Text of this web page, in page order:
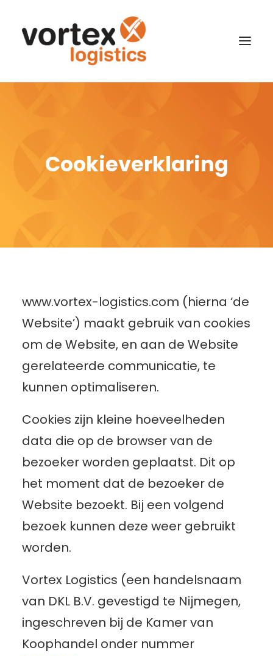
Cargo Office
Cookieverklaring
www.vortex-logistics.com (hierna ‘de
Website’) maakt gebruik van cookies
om de Website, en aan de Website
gerelateerde communicatie, te
kunnen optimaliseren.
Cookies zijn kleine hoeveelheden
data die op de browser van de
bezoeker worden geplaatst. Dit op
het moment dat de bezoeker de
Website bezoekt. Bij een volgend
bezoek kunnen deze weer gebruikt
worden.
Vortex Logistics (een handelsnaam
van DKL B.V. gevestigd te Nijmegen,
ingeschreven bij de Kamer van
Koophandel onder nummer